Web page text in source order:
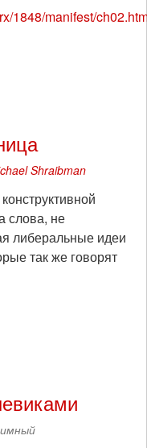
1848/manifest/
Shraibman
слова, не
либеральные идеи
так же говорят